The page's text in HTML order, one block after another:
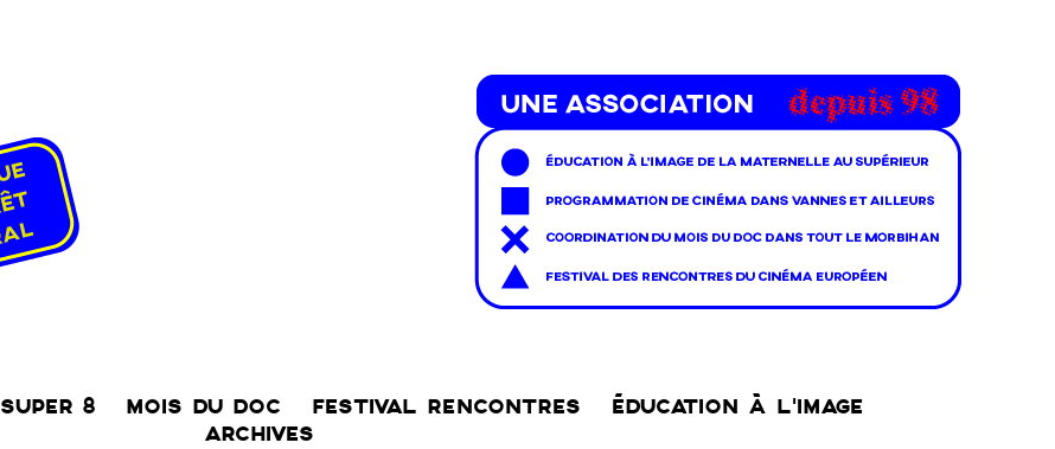
SUPER 8 MOIS DU DOC FESTIVAL RENCONTRES
ÉDUCATION À L’IMAGE
ARCHIVES